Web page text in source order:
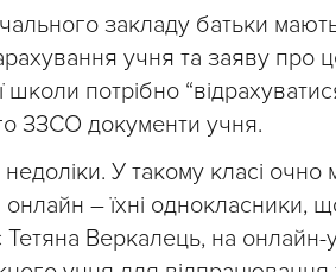
закладу батьки
учня та заяву про
потрібно
ЗЗСО документи учня.
У такому класі очно
онлайн – їхні однокласники,
Веркалець, на онлайн-